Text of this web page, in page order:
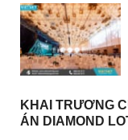
KHAI TRƯƠNG
ÁN DIAMOND